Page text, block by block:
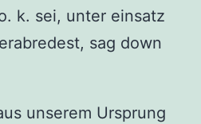
k. sei, unter einsatz
sag down
unserem Ursprung